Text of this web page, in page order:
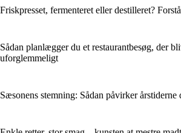
Friskpresset, fermenteret eller destilleret?
Sådan planlægger du et restaurantbesøg, der
uforglemmeligt
Sæsonens stemning: Sådan påvirker årstiderne